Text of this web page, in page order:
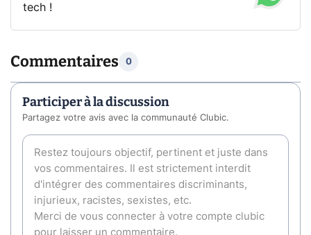
tech !
Commentaires 0
Participer à la discussion
Partagez votre avis avec la communauté Clubic.